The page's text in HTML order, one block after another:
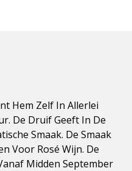
Hem Zelf In Allerlei
De Druif Geeft In De
Smaak. De Smaak
Voor Rosé Wijn. De
Midden September